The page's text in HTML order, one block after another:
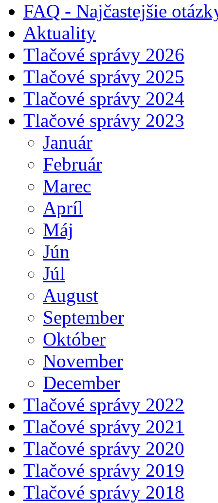
FAQ - Najčastejšie
Aktuality
Tlačové správy 2026
Tlačové správy 2025
Tlačové správy 2024
Tlačové správy 2023
Január
Február
Marec
Apríl
Máj
Jún
Júl
August
September
Október
November
December
Tlačové správy 2022
Tlačové správy 2021
Tlačové správy 2020
Tlačové správy 2019
Tlačové správy 2018